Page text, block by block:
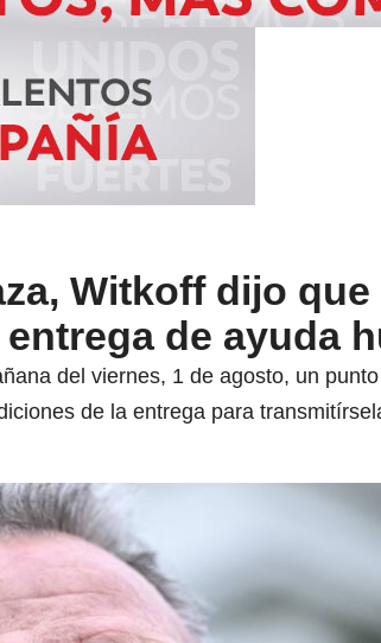
Witkoff dijo que
de ayuda
del viernes, 1 de agosto, un
de la entrega para